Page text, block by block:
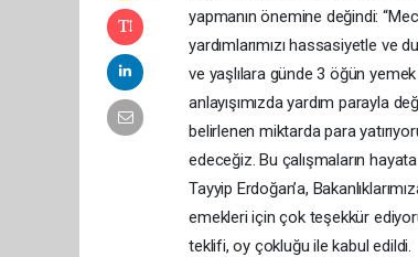
yapmanın önemine değindi:
yardımlarımızı hassasiyetle ve
ve yaşlılara günde 3 öğün
anlayışımızda yardım parayla
belirlenen miktarda para
edeceğiz. Bu çalışmaların
Tayyip Erdoğan’a,
emekleri için çok teşekkür
teklifi, oy çokluğu ile kabul edildi.